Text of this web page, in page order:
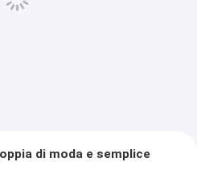
di moda e semplice